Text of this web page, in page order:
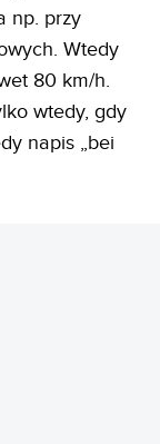
np. przy
Wtedy
80 km/h.
wtedy, gdy
napis „bei